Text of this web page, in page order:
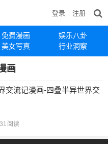
免费漫画
娱乐八卦
美女写真 行业洞察
登录 注册
画
交流记漫画-四叠半异世界交
阅读